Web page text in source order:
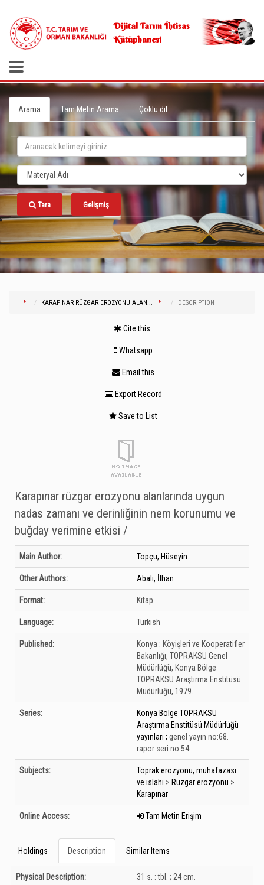
Dijital Tarım İhtisas
Kütüphanesi
Arama Tam Metin Arama Çoklu dil
Tara Gelişmiş
KARAPINAR RÜZGAR EROZYONU ALAN... DESCRIPTION
Cite this
Whatsapp
Email this
Export Record
Save to List
Karapınar rüzgar erozyonu alanlarında uygun
nadas zamanı ve derinliğinin nem korunumu ve
buğday verimine etkisi /
Bibliographic Details
Main Author: Topçu, Hüseyin.
Other Authors: Abalı, İlhan
Format: Kitap
Language: Turkish
Published: Konya : Köyişleri ve Kooperatifler
Bakanlığı, TOPRAKSU Genel
Müdürlüğü, Konya Bölge
TOPRAKSU Araştırma Enstitüsü
Müdürlüğü, 1979.
Series:
Konya Bölge TOPRAKSU
Araştırma Enstitüsü Müdürlüğü
yayınları ; genel yayın no:68.
rapor seri no:54.
Subjects:
Toprak erozyonu, muhafazası
ve ıslahı > Rüzgar erozyonu >
Karapınar
Online Access: Tam Metin Erişim
Holdings Description Similar Items
Description
Physical Description: 31 s. : tbl. ; 24 cm.